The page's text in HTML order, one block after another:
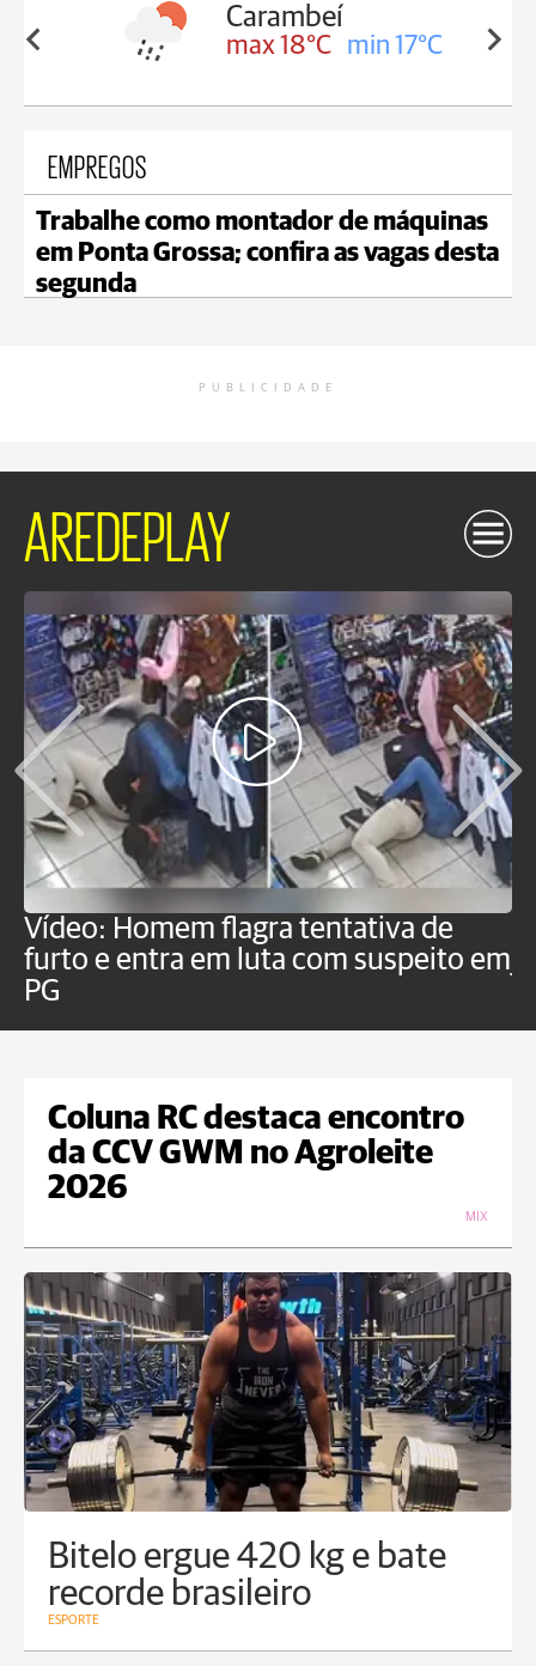
18°C
Carambeí
max 18°C min 17°C
EMPREGOS
Trabalhe como montador de máquinas
em Ponta Grossa; confira as vagas desta
segunda
PUBLICIDADE
AREDEPLAY
Vídeo: Homem flagra tentativa de
furto e entra em luta com suspeito em
PG
Coluna RC destaca encontro
da CCV GWM no Agroleite
2026
MIX
Bitelo ergue 420 kg e bate
recorde brasileiro
ESPORTE